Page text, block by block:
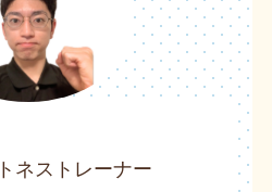
ネストレーナー